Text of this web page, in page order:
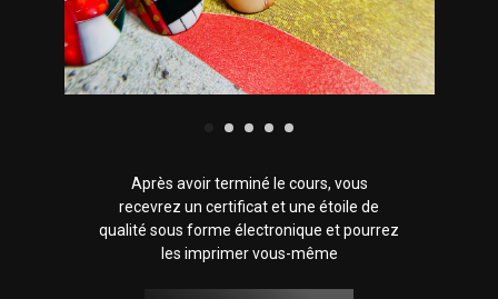
Après avoir terminé le cours, vous
recevrez un certificat et une étoile de
qualité sous forme électronique et pourrez
les imprimer vous-même